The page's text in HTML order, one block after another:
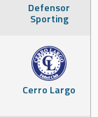
Defensor
Sporting
Cerro Largo